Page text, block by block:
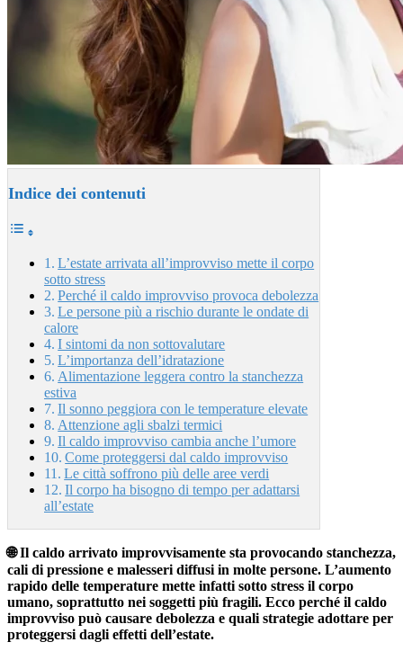
Indice dei contenuti
L’estate arrivata all’improvviso mette il corpo
sotto stress
Perché il caldo improvviso provoca debolezza
Le persone più a rischio durante le ondate di
calore
I sintomi da non sottovalutare
L’importanza dell’idratazione
Alimentazione leggera contro la stanchezza
estiva
Il sonno peggiora con le temperature elevate
Attenzione agli sbalzi termici
Il caldo improvviso cambia anche l’umore
Come proteggersi dal caldo improvviso
Le città soffrono più delle aree verdi
Il corpo ha bisogno di tempo per adattarsi
all’estate
🌐 Il caldo arrivato improvvisamente sta provocando stanchezza,
cali di pressione e malesseri diffusi in molte persone. L’aumento
rapido delle temperature mette infatti sotto stress il corpo
umano, soprattutto nei soggetti più fragili. Ecco perché il caldo
improvviso può causare debolezza e quali strategie adottare per
proteggersi dagli effetti dell’estate.